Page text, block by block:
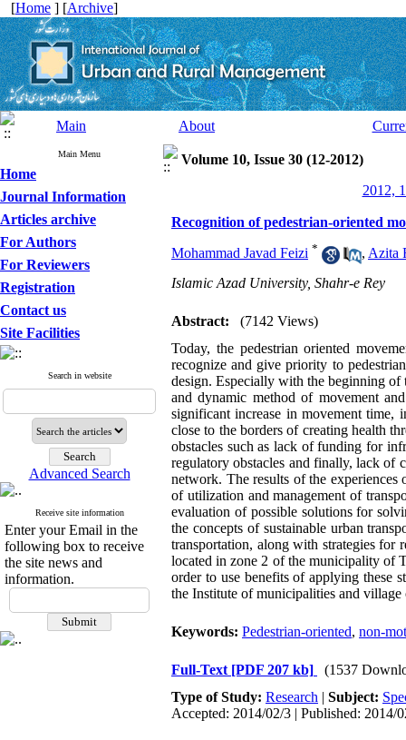
[Home ] [Archive]
Main About
Main Menu
Home
Journal Information
Articles archive
For Authors
For Reviewers
Registration
Contact us
Site Facilities
Search in website
Advanced Search
Receive site information
Enter your Email in the
following box to receive
the site news and
information.
Volume 10, Issue 30 (12-2012)
2012,
Recognition of pedestrian-oriented
Mohammad Javad Feizi * , Azita
Islamic Azad University, Shahr-e Rey
Abstract:
(7142 Views)
Today, the pedestrian oriented
recognize and give priority to
design. Especially with the beginning of
and dynamic method of movement
significant increase in movement time,
close to the borders of creating health
obstacles such as lack of funding for
regulatory obstacles and finally, lack of
network. The results of the
of utilization and management of
evaluation of possible solutions for
the concepts of sustainable urban
transportation, along with strategies for
located in zone 2 of the municipality of
order to use benefits of applying these
the Institute of municipalities and
Keywords: Pedestrian-oriented, non-
Full-Text [PDF 207 kb]
(1537
Type of Study: Research | Subject:
Accepted: 2014/02/3 | Published: 2014/